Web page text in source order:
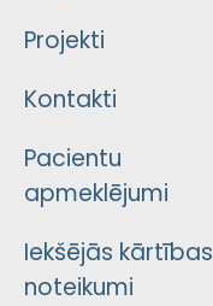
Projekti
Kontakti
Pacientu
apmeklējumi
Iekšējās kārtības
noteikumi